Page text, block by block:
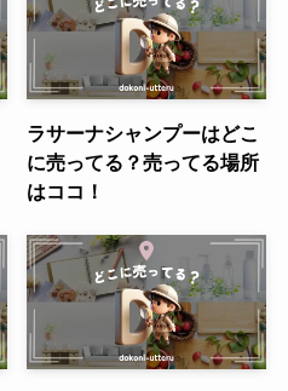
ラサーナシャンプーはどこ
に売ってる？売ってる場所
はココ！